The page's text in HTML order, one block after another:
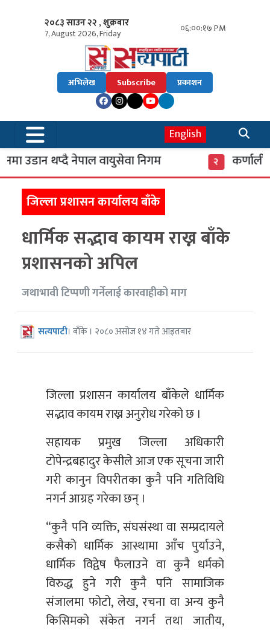
२०८३ साउन २२ , शुक्रबार
7, August 2026, Friday ०६:००:१८ PM
अभिलेख Subscribe प्रकाशन
English
उडान थप्दै नेपाल वायुसेवा निगम
कर्णाली
जिल्ला प्रशासन कार्यालय बाँके
धार्मिक सद्भाव कायम राख्न बाँके
प्रशासनको अपिल
जथाभावी टिप्पणी गर्नेलाई कारवाहीको माग
सत्यपाटी। बाँके । २०८० असोज १४ गते आइतबार
जिल्ला प्रशासन कार्यालय बाँकेले धार्मिक
सद्भाव कायम राख्न अनुरोध गरेको छ ।
सहायक प्रमुख जिल्ला अधिकारी
टोपेन्द्रबहादुर केसीले आज एक सूचना जारी
गरी कानुन विपरीतका कुनै पनि गतिविधि
नगर्न आग्रह गरेका छन् ।
“कुनै पनि व्यक्ति, संघसंस्था वा सम्प्रदायले
कसैको धार्मिक आस्थामा आँच पुर्याउने,
धार्मिक विद्वेष फैलाउने वा कुनै धर्मको
विरुद्ध हुने गरी कुनै पनि सामाजिक
संजालमा फोटो, लेख, रचना वा अन्य कुनै
किसिमको संकेत नगर्न तथा जातीय,